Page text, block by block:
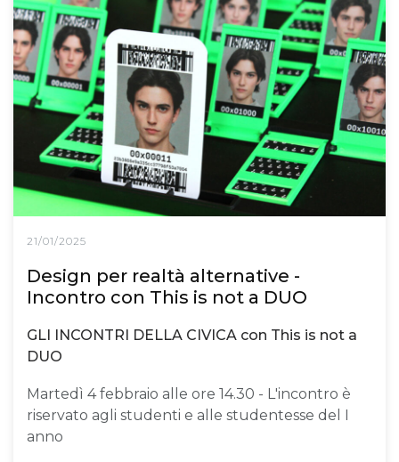
21/01/2025
Design per realtà alternative -
Incontro con This is not a DUO
GLI INCONTRI DELLA CIVICA con This is not a
DUO
Martedì 4 febbraio alle ore 14.30 - L'incontro è
riservato agli studenti e alle studentesse del I
anno